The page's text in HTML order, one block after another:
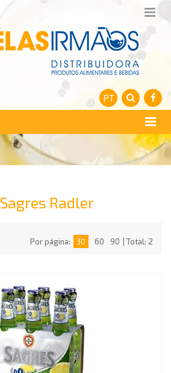
PT
Sagres Radler
Por página: 30 60 90 | Total: 2